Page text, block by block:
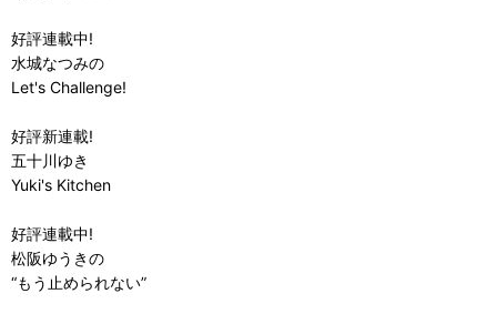
好評連載中!
水城なつみの
Let's Challenge!
好評新連載!
五十川ゆき
Yuki's Kitchen
好評連載中!
松阪ゆうきの
“もう止められない”